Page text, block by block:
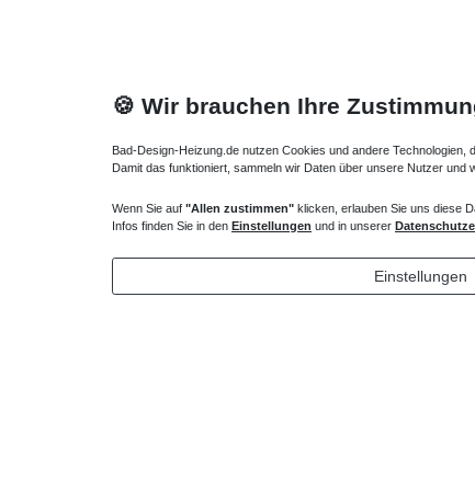
Heizkörper Ventil
🍪 Wir brauchen Ihre
Bad-Design-Heizung.de nutzen Cookies und andere
Damit das funktioniert, sammeln wir Daten über unsere Nutzer und
Wenn Sie auf "Allen zustimmen" klicken, erlauben Sie uns diese
Infos finden Sie in den Einstellungen und in unserer
Einstellungen